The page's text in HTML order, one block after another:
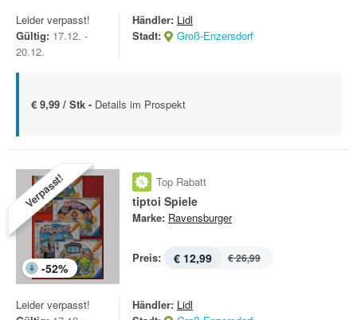
Leider verpasst!
Gültig: 17.12. -
20.12.
Händler: Lidl
Stadt:
Groß-Enzersdorf
€ 9,99 / Stk - Details im Prospekt
Verpasst!
-52%
Top Rabatt
tiptoi Spiele
Marke: Ravensburger
Preis: € 12,99 € 26,99
Leider verpasst!
Händler: Lidl